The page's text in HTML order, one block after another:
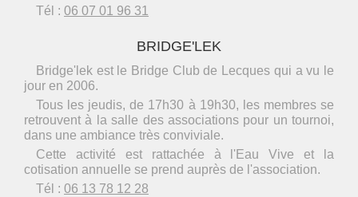
Tél : 06 07 01 96 31
BRIDGE'LEK
Bridge'lek est le Bridge Club de Lecques qui a vu le
jour en 2006.
Tous les jeudis, de 17h30 à 19h30, les membres se
retrouvent à la salle des associations pour un tournoi,
dans une ambiance très conviviale.
Cette activité est rattachée à l'Eau Vive et la
cotisation annuelle se prend auprès de l'association.
Tél : 06 13 78 12 28